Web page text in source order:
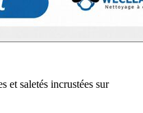
et saletés incrustées sur